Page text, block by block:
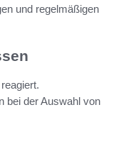
und regelmäßigen
bei der Auswahl von